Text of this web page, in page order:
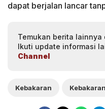
dapat berjalan lancar
Temukan berita lainnya
Ikuti update informasi
Channel
Kebakaran